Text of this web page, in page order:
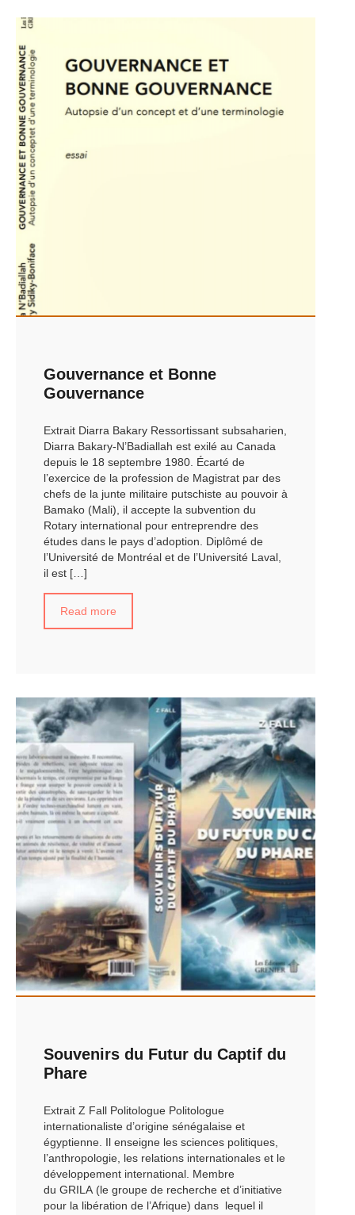
Gouvernance et Bonne
Gouvernance
Extrait Diarra Bakary Ressortissant subsaharien,
Diarra Bakary-N’Badiallah est exilé au Canada
depuis le 18 septembre 1980. Écarté de
l’exercice de la profession de Magistrat par des
chefs de la junte militaire putschiste au pouvoir à
Bamako (Mali), il accepte la subvention du
Rotary international pour entreprendre des
études dans le pays d’adoption. Diplômé de
l’Université de Montréal et de l’Université Laval,
il est […]
Read more
Souvenirs du Futur du Captif du
Phare
Extrait Z Fall Politologue Politologue
internationaliste d’origine sénégalaise et
égyptienne. Il enseigne les sciences politiques,
l’anthropologie, les relations internationales et le
développement international. Membre
du GRILA (le groupe de recherche et d’initiative
pour la libération de l’Afrique) dans lequel il